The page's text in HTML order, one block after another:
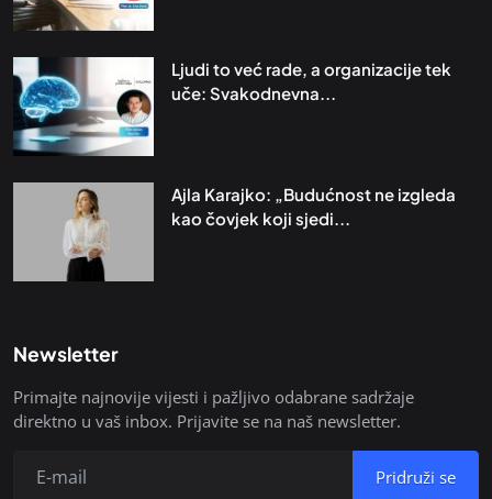
Ljudi to već rade, a organizacije tek
uče: Svakodnevna...
Ajla Karajko: „Budućnost ne izgleda
kao čovjek koji sjedi...
Newsletter
Primajte najnovije vijesti i pažljivo odabrane sadržaje
direktno u vaš inbox. Prijavite se na naš newsletter.
Pridruži se